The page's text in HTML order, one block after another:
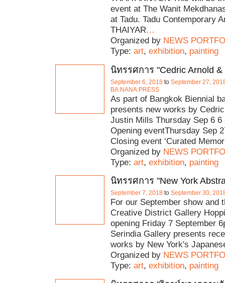
event at The Wanit
at Tadu. Tadu Contemporary
THAIYAR…
Organized by NEWS
Type: art, exhibition, painting
นิทรรศการ "Cedric Arnold &
September 6, 2018 to September 27,
BA:NANA:PRESS
As part of Bangkok Biennial
presents new works by
Justin Mills Thursday Sep 6 6
Opening eventThursday Sep
Closing event ‘Curated
Organized by NEWS
Type: art, exhibition, painting
นิทรรศการ "New York
September 7, 2018 to September 30,
For our September show and
Creative District Gallery
opening Friday 7 September
Serindia Gallery presents
works by New York's
Organized by NEWS
Type: art, exhibition, painting